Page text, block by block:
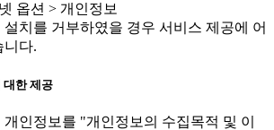
옵션 > 개인정보
치를 거부하였을 경우 서비스 제공에 어
니다.
대한 제공
인정보를 "개인정보의 수집목적 및 이